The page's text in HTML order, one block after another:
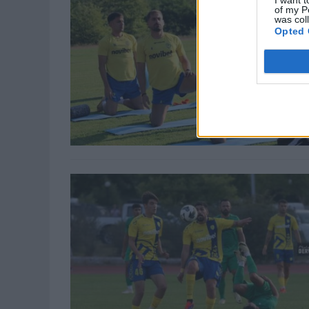
of my
was
Opted